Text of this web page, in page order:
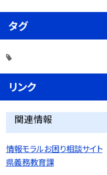
タグ
リンク
関連情報
情報モラルお困り相談サイト
県義務教育課